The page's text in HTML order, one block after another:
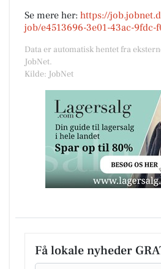
Se mere her: https://
job/e4513696-3e01-43ac-9fdc-
Data er automatisk hentet fra
JobNet.
Kilde: JobNet
Få lokale nyheder